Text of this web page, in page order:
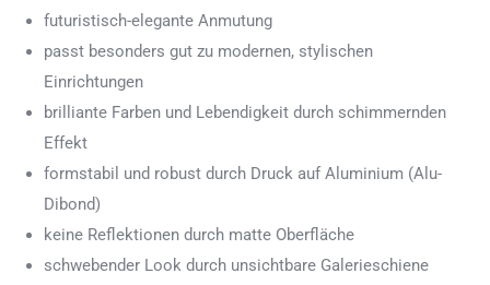
futuristisch-elegante Anmutung
passt besonders gut zu modernen, stylischen
Einrichtungen
brilliante Farben und Lebendigkeit durch schimmernden
Effekt
formstabil und robust durch Druck auf Aluminium (Alu-
Dibond)
keine Reflektionen durch matte Oberfläche
schwebender Look durch unsichtbare Galerieschiene